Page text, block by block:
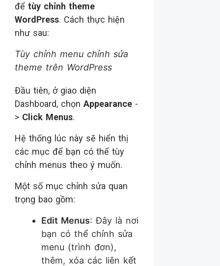
để tùy chỉnh theme
WordPress. Cách thực hiện
như sau:
Tùy chỉnh menu chỉnh sửa
theme trên WordPress
Đầu tiên, ở giao diện
Dashboard, chọn Appearance -
> Click Menus.
Hệ thống lúc này sẽ hiển thị
các mục để bạn có thể tùy
chỉnh menus theo ý muốn.
Một số mục chỉnh sửa quan
trọng bao gồm:
Edit Menus: Đây là nơi
bạn có thể chỉnh sửa
menu (trình đơn),
thêm, xóa các liên kết